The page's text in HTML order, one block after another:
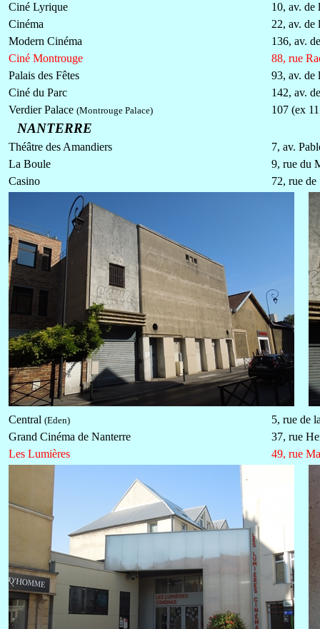
Ciné Lyrique
10, av. de
Cinéma
22, av. de
Modern Cinéma
136, av.
Ciné Montrouge
88, rue
Palais des Fêtes
93, av. de
Ciné du Parc
142, av.
Verdier Palace (Montrouge Palace) 107 (ex
NANTERRE
Théâtre des Amandiers
7, av.
La Boule
9, rue du
Casino
72, rue
Central (Eden)
5, rue de
Grand Cinéma de Nanterre
37, rue
Les Lumières
49, rue